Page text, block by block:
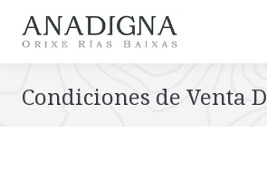
Condiciones de Venta